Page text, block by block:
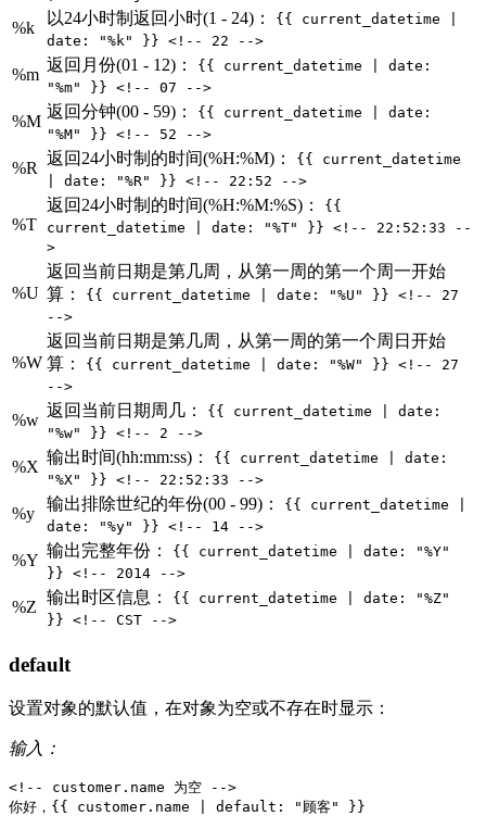
%k
以24小时制返回小时(1 - 24)：
{{ current_datetime |
date: "%k" }} <!-- 22 -->
%m
返回月份(01 - 12)：
{{ current_datetime | date:
"%m" }} <!-- 07 -->
%M
返回分钟(00 - 59)：
{{ current_datetime | date:
"%M" }} <!-- 52 -->
%R
返回24小时制的时间(%H:%M)：
{{ current_datetime
| date: "%R" }} <!-- 22:52 -->
%T
返回24小时制的时间(%H:%M:%S)：
{{
current_datetime | date: "%T" }} <!-- 22:52:33 --
>
%U
返回当前日期是第几周，从第一周的第一个周一开始
算：
{{ current_datetime | date: "%U" }} <!-- 27
-->
%W
返回当前日期是第几周，从第一周的第一个周日开始
算：
{{ current_datetime | date: "%W" }} <!-- 27
-->
%w
返回当前日期周几：
{{ current_datetime | date:
"%w" }} <!-- 2 -->
%X
输出时间(hh:mm:ss)：
{{ current_datetime | date:
"%X" }} <!-- 22:52:33 -->
%y
输出排除世纪的年份(00 - 99)：
{{ current_datetime |
date: "%y" }} <!-- 14 -->
%Y
输出完整年份：
{{ current_datetime | date: "%Y"
}} <!-- 2014 -->
%Z
输出时区信息：
{{ current_datetime | date: "%Z"
}} <!-- CST -->
default
设置对象的默认值，在对象为空或不存在时显示：
输入：
<!-- customer.name 为空 -->
你好， {{ customer . name default : " 顾客 " }}